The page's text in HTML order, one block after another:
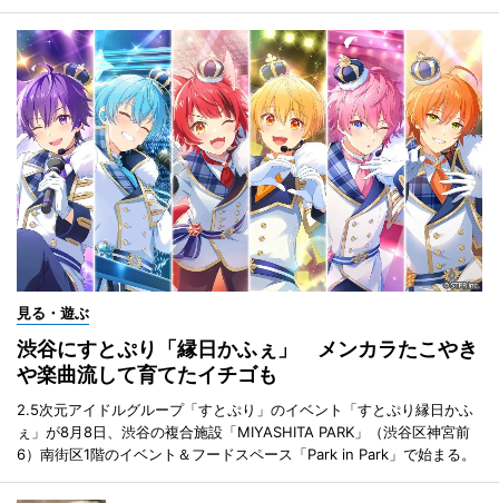
見る・遊ぶ
渋谷にすとぷり「縁日かふぇ」 メンカラたこやき
や楽曲流して育てたイチゴも
2.5次元アイドルグループ「すとぷり」のイベント「すとぷり縁日かふ
ぇ」が8月8日、渋谷の複合施設「MIYASHITA PARK」（渋谷区神宮前
6）南街区1階のイベント＆フードスペース「Park in Park」で始まる。